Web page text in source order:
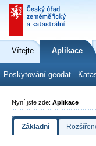
Vítejte Aplikace
Poskytování geodat
Nyní jste zde: Aplikace
Základní